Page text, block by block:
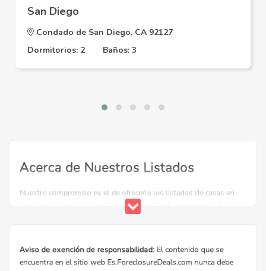
San Diego
Condado de San Diego, CA 92127
Dormitorios: 2
Baños: 3